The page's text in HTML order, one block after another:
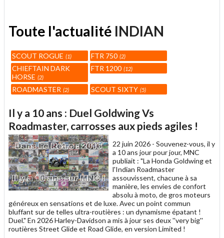
Toute l'actualité INDIAN
SCOUT ROGUE 1 FTR 750 2
CHIEFTAIN DARK
HORSE
2
FTR 1200 12
ROADMASTER 2 SCOUT SIXTY 5
Il y a 10 ans : Duel Goldwing Vs
Roadmaster, carrosses aux pieds agiles !
22 juin 2026 - Souvenez-vous, il y
a 10 ans jour pour jour, MNC
publiait : "La Honda Goldwing et
l'Indian Roadmaster
assouvissent, chacune à sa
manière, les envies de confort
absolu à moto, de gros moteurs
généreux en sensations et de luxe. Avec un point commun
bluffant sur de telles ultra-routières : un dynamisme épatant !
Duel." En 2026 Harley-Davidson a mis à jour ses deux ''very big''
routières Street Glide et Road Glide, en version Limited !